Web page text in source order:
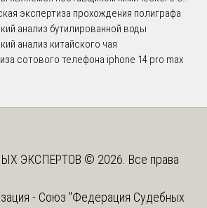
экспертиза прохождения полиграфа
анализ бутилированной воды
анализ китайского чая
сотового телефона iphone 14 pro max
ЭКСПЕРТОВ © 2026. Все права
- Союз "Федерация Судебных